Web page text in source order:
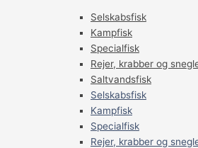
Selskabsfisk
Kampfisk
Specialfisk
Rejer, krabber og
Saltvandsfisk
Selskabsfisk
Kampfisk
Specialfisk
Rejer, krabber og